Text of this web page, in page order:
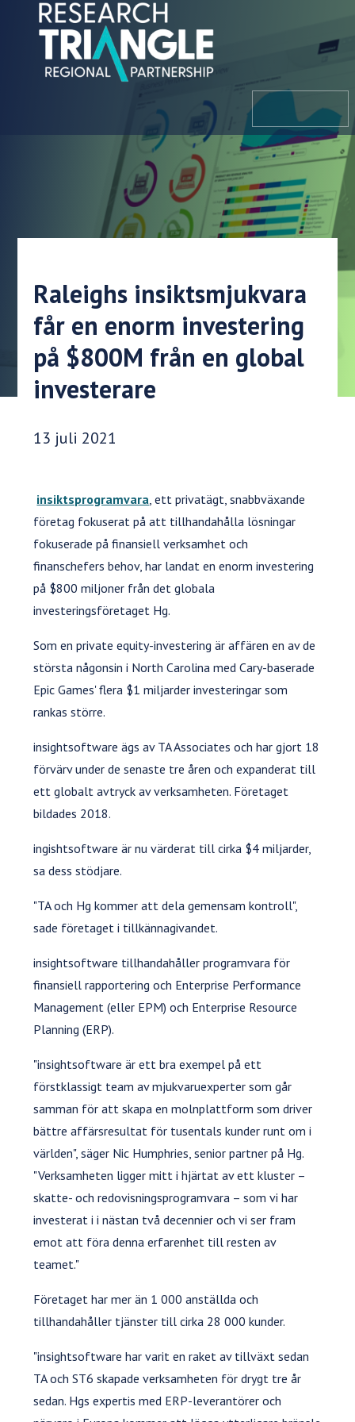
Hoppa till innehållet
meny
Raleighs insiktsmjukvara
får en enorm investering
på $800M från en global
investerare
Publiceringsdatum:
13 juli 2021
insiktsprogramvara , ett privatägt, snabbväxande
företag fokuserat på att tillhandahålla lösningar
fokuserade på finansiell verksamhet och
finanschefers behov, har landat en enorm investering
på $800 miljoner från det globala
investeringsföretaget Hg.
Som en private equity-investering är affären en av de
största någonsin i North Carolina med Cary-baserade
Epic Games' flera $1 miljarder investeringar som
rankas större.
insightsoftware ägs av TA Associates och har gjort 18
förvärv under de senaste tre åren och expanderat till
ett globalt avtryck av verksamheten. Företaget
bildades 2018.
ingishtsoftware är nu värderat till cirka $4 miljarder,
sa dess stödjare.
"TA och Hg kommer att dela gemensam kontroll",
sade företaget i tillkännagivandet.
insightsoftware tillhandahåller programvara för
finansiell rapportering och Enterprise Performance
Management (eller EPM) och Enterprise Resource
Planning (ERP).
"insightsoftware är ett bra exempel på ett
förstklassigt team av mjukvaruexperter som går
samman för att skapa en molnplattform som driver
bättre affärsresultat för tusentals kunder runt om i
världen", säger Nic Humphries, senior partner på Hg.
"Verksamheten ligger mitt i hjärtat av ett kluster –
skatte- och redovisningsprogramvara – som vi har
investerat i i nästan två decennier och vi ser fram
emot att föra denna erfarenhet till resten av
teamet."
Företaget har mer än 1 000 anställda och
tillhandahåller tjänster till cirka 28 000 kunder.
"insightsoftware har varit en raket av tillväxt sedan
TA och ST6 skapade verksamheten för drygt tre år
sedan. Hgs expertis med ERP-leverantörer och